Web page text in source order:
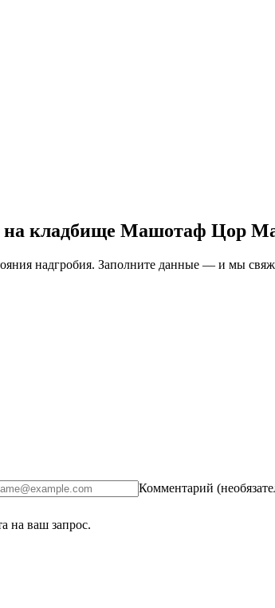
на кладбище Машотаф Цор
надгробия. Заполните данные — и мы
Комментарий
на ваш запрос.